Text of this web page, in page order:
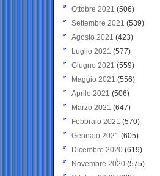
Ottobre 2021 (506)
Settembre 2021 (539)
Agosto 2021 (423)
Luglio 2021 (577)
Giugno 2021(559)
Maggio 2021 (556)
Aprile 2021 (506)
Marzo 2021 (647)
Febbraio 2021 (570)
Gennaio 2021 (605)
Dicembre 2020 (619)
Novembre 2020 (575)